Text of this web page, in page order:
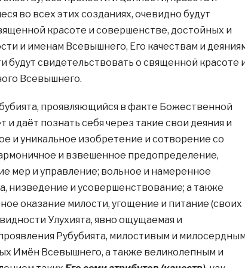
во всех этих созданиях, очевидно будут
красоте и совершенстве, достойных и
и именам Всевышнего, Его качествам и
будут свидетельствовать о священной красоте
Всевышнего.
проявляющийся в факте Божественной
и даёт познать себя через такие свои деяния и
и уникальное изобретение и сотворение со
и взвешенное предопределение,
мер и управление; вольное и намеренное
низведение и усовершенствование; а также
оказание милости, угощение и питание (своих
Улухията, явно ощущаемая и
Рубубията, милостивым и милосердным
Имён Всевышнего, а также великолепным и